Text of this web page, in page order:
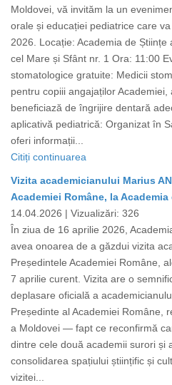
Moldovei, vă invităm la un
orale și educației pediatrice care
2026. Locație: Academia de
cel Mare și Sfânt nr. 1 Ora: 11:00
stomatologice gratuite: Medicii
pentru copiii angajaților
beneficiază de îngrijire dentară
aplicativă pediatrică: Organizat în
oferi informații...
Citiți continuarea
Vizita academicianului Marius
Academiei Române, la
14.04.2026 | Vizualizări: 326
În ziua de 16 aprilie 2026,
avea onoarea de a găzdui vizita
Președintele Academiei Române,
7 aprilie curent. Vizita are o
deplasare oficială a
Președinte al Academiei Române,
a Moldovei — fapt ce reconfirmă
dintre cele două academii surori și
consolidarea spațiului științific și
vizitei...